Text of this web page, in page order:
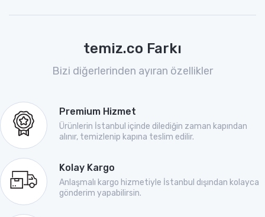
temiz.co Farkı
Bizi diğerlerinden ayıran özellikler
Premium Hizmet
Ürünlerin İstanbul içinde dilediğin zaman kapından
alınır, temizlenip kapına teslim edilir.
Kolay Kargo
Anlaşmalı kargo hizmetiyle İstanbul dışından kolayca
gönderim yapabilirsin.